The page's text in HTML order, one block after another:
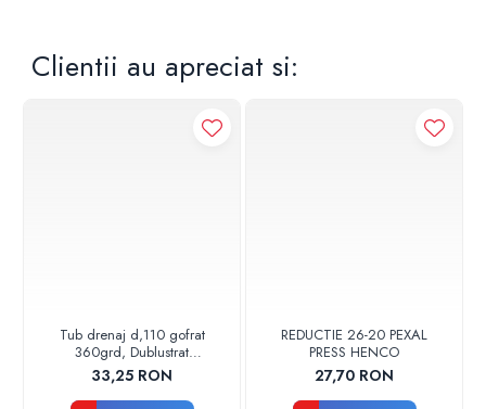
Clientii au apreciat si:
Tub drenaj d,110 gofrat
360grd, Dublustrat
verde/negru 110152 Drainkit
33,25 RON
REDUCTIE 26-20 PEXAL
PRESS HENCO
27,70 RON